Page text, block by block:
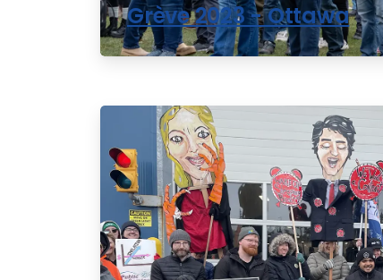
Grève 2023 - Ottawa